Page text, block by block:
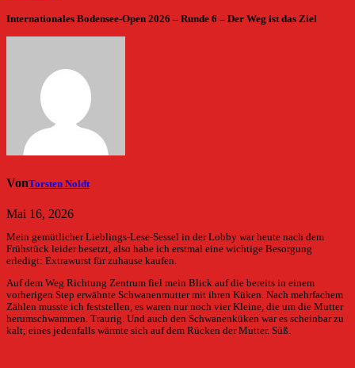
Internationales Bodensee-Open 2026 – Runde 6 – Der Weg ist das Ziel
VonTorsten Noldt
Mai 16, 2026
Mein gemütlicher Lieblings-Lese-Sessel in der Lobby war heute nach dem
Frühstück leider besetzt, also habe ich erstmal eine wichtige Besorgung
erledigt: Extrawurst für zuhause kaufen.
Auf dem Weg Richtung Zentrum fiel mein Blick auf die bereits in einem
vorherigen Step erwähnte Schwanenmutter mit ihren Küken. Nach mehrfachem
Zählen musste ich feststellen, es waren nur noch vier Kleine, die um die Mutter
herumschwammen. Traurig. Und auch den Schwanenküken war es scheinbar zu
kalt; eines jedenfalls wärmte sich auf dem Rücken der Mutter. Süß.